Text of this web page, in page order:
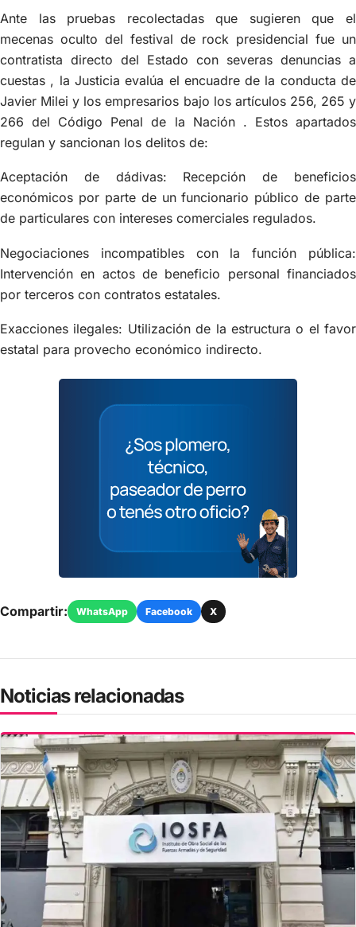
Ante las pruebas recolectadas que sugieren que el
mecenas oculto del festival de rock presidencial fue un
contratista directo del Estado con severas denuncias a
cuestas , la Justicia evalúa el encuadre de la conducta de
Javier Milei y los empresarios bajo los artículos 256, 265 y
266 del Código Penal de la Nación . Estos apartados
regulan y sancionan los delitos de:
Aceptación de dádivas: Recepción de beneficios
económicos por parte de un funcionario público de parte
de particulares con intereses comerciales regulados.
Negociaciones incompatibles con la función pública:
Intervención en actos de beneficio personal financiados
por terceros con contratos estatales.
Exacciones ilegales: Utilización de la estructura o el favor
estatal para provecho económico indirecto.
Compartir: WhatsApp Facebook X
Noticias relacionadas